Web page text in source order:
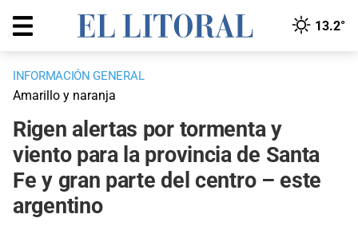
13.2°
INFORMACIÓN GENERAL
Amarillo y naranja
Rigen alertas por tormenta y
viento para la provincia de Santa
Fe y gran parte del centro – este
argentino